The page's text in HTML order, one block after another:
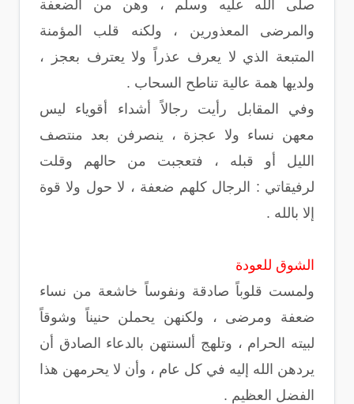
صلى الله عليه وسلم ، وهن من الضعفة
والمرضى المعذورين ، ولكنه قلب المؤمنة
المتبعة الذي لا يعرف عذراً ولا يعترف بعجز ،
ولديها همة عالية تناطح السحاب .
وفي المقابل رأيت رجالاً أشداء أقوياء ليس
معهن نساء ولا عجزة ، ينصرفن بعد منتصف
الليل أو قبله ، فتعجبت من حالهم وقلت
لرفيقاتي : الرجال كلهم ضعفة ، لا حول ولا قوة
إلا بالله .
الشوق للعودة
ولمست قلوباً صادقة ونفوساً خاشعة من نساء
ضعفة ومرضى ، ولكنهن يحملن حنيناً وشوقاً
لبيته الحرام ، وتلهج ألسنتهن بالدعاء الصادق أن
يردهن الله إليه في كل عام ، وأن لا يحرمهن هذا
الفضل العظيم .